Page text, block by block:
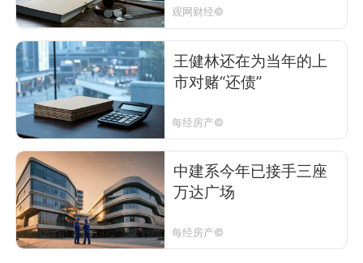
观网财经©
王健林还在为当年的上
市对赌“还债”
每经房产©
中建系今年已接手三座
万达广场
每经房产©